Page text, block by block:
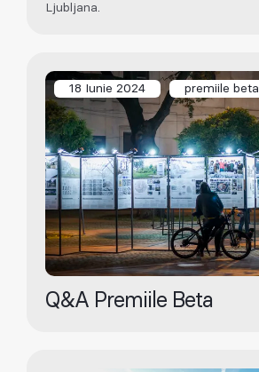
Ljubljana.
18 Iunie 2024 premiile beta
Q&A Premiile Beta